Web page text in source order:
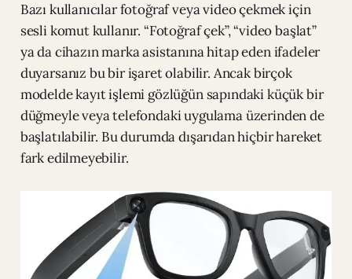
Bazı kullanıcılar fotoğraf veya video çekmek için
sesli komut kullanır. “Fotoğraf çek”, “video başlat”
ya da cihazın marka asistanına hitap eden ifadeler
duyarsanız bu bir işaret olabilir. Ancak birçok
modelde kayıt işlemi gözlüğün sapındaki küçük bir
düğmeyle veya telefondaki uygulama üzerinden de
başlatılabilir. Bu durumda dışarıdan hiçbir hareket
fark edilmeyebilir.